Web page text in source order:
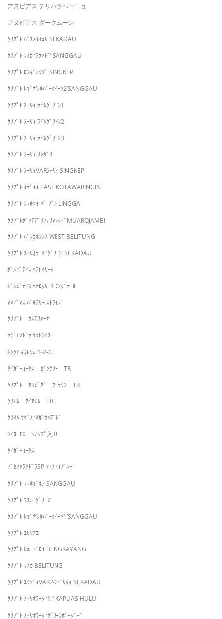
アヌビアス チリハラペーニョ
アヌビアス ダークムーン
ｸﾘﾌﾟﾄ ﾊﾞｽﾒｲｲｪﾘ SEKADAU
ｸﾘﾌﾟﾄ ﾌｽｶ ‘ﾗｳﾝﾄﾞ’ SANGGAU
ｸﾘﾌﾟﾄ ﾛﾝｷﾞｶｳﾀﾞ SINGKEP
ｸﾘﾌﾟﾄ ﾚｷﾞﾅ’ｼﾙﾊﾞｰｸｲｰﾝ2’SANGGAU
ｸﾘﾌﾟﾄ ﾇｰﾘｨ ﾗｲﾑｸﾞﾘｰﾝ1
ｸﾘﾌﾟﾄ ﾇｰﾘｨ ﾗｲﾑｸﾞﾘｰﾝ2
ｸﾘﾌﾟﾄ ﾇｰﾘｨ ﾗｲﾑｸﾞﾘｰﾝ3
ｸﾘﾌﾟﾄ ﾇｰﾘｨ ﾘﾝｶﾞ4
ｸﾘﾌﾟﾄ ﾇｰﾘｨVARﾇｰﾘｨ SINGKEP
ｸﾘﾌﾟﾄ ｲﾃﾞｲｲ EAST KOTAWARINGIN
ｸﾘﾌﾟﾄ ｼｭﾙﾂｲ ﾊﾟ-ﾌﾟﾙ LINGGA
ｸﾘﾌﾟﾄﾎﾟﾝﾃﾃﾞﾘﾌｫﾘｱﾚｯﾄﾞMUAROJAMBI
ｸﾘﾌﾟﾄ ﾊﾞﾝｶﾈﾝｼｽ WEST BELITUNG
ｸﾘﾌﾟﾄ ｽﾄﾘｵﾗｰﾀ ‘ｸﾞﾘｰﾝ’ SEKADAU
ﾎﾞﾙﾋﾞﾃｨｽ ﾍﾃﾛｸﾘｰﾀ
ﾎﾞﾙﾋﾞﾃｨｽ ﾍﾃﾛｸﾘｰﾀ ﾛﾝｸﾞﾃｰﾙ
ｱﾇﾋﾞｱｽ ﾊﾞﾙﾃﾘｰ ｽﾄﾗｲﾌﾟ
ｸﾘﾌﾟﾄ ｳｽﾃﾘｱｰﾅ
ﾗｹﾞﾅﾝﾄﾞﾗ ｹﾗﾚﾝｼｽ
ﾎｼｸｻ ｷﾈﾚｳﾑ 1-2-G
ﾀｲｶﾞｰﾛｰﾀｽ ｾﾞﾝｹﾘｰ TR
ｸﾘﾌﾟﾄ ｱﾙﾋﾞﾀﾞ ﾌﾞﾗｳﾝ TR
ｸﾘﾅﾑ ﾀｲｱﾅﾑ TR
ｸﾘﾇﾑ ﾔｸﾞｽ ‘ﾇｶﾞｳﾝﾃﾞﾚ’
ｳｨﾛｰﾓｽ Sｶｯﾌﾟ入り
ﾀｲｶﾞｰﾛｰﾀｽ
ﾌﾞｾﾌｧﾗﾝﾄﾞﾗSP ﾏｴｽﾄﾛﾌﾞﾙｰ
ｸﾘﾌﾟﾄ ﾌｪﾙｷﾞﾈｱ SANGGAU
ｸﾘﾌﾟﾄ ﾌｽｶ ‘ｸﾞﾘｰﾝ’
ｸﾘﾌﾟﾄ ﾚｷﾞﾅ’ｼﾙﾊﾞｰｸｲｰﾝ1’SANGGAU
ｸﾘﾌﾟﾄ ﾕﾘｼｱｴ
ｸﾘﾌﾟﾄ ﾋｭｰﾄﾞﾛｲ BENGKAYANG
ｸﾘﾌﾟﾄ ﾌｽｶ BELITUNG
ｸﾘﾌﾟﾄ ﾕｳｼﾞｨVAR.ﾍﾝﾄﾞﾘｷｨ SEKADAU
ｸﾘﾌﾟﾄ ｽﾄﾘｵﾗｰﾀ ‘ﾐﾆ’ KAPUAS HULU
ｸﾘﾌﾟﾄ ｽﾄﾘｵﾗｰﾀ ‘ｸﾞﾘｰﾝﾎﾞｰﾀﾞｰ’